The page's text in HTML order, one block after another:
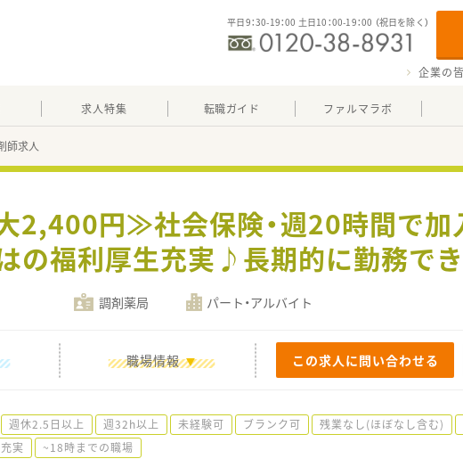
平日9：30-19：00 土日10：00-19：00 （祝日を除く）
企業の
求人特集 転職ガイド ファルマラボ
師求人
2,400円≫社会保険・週20時間で加
福利厚生充実♪長期的に勤務でき
調剤薬局 パート・アルバイト
職場情報 この求人に問い合わせる
週休2.5日以上 週32h以上 未経験可 ブランク可 残業なし(ほぼなし含む)
実 ~18時までの職場